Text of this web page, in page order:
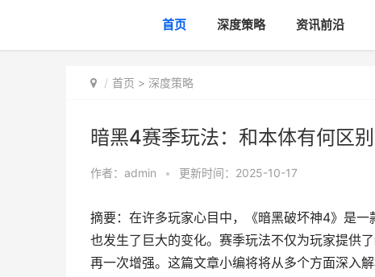
首页 深度策略 资讯前沿
首页 > 深度策略
暗黑4赛季玩法：和本体有何区别
作者： admin • 更新时间：2025-10-17
摘要：在许多玩家心目中，《暗黑破坏神4》是
也发生了巨大的变化。赛季玩法不仅为玩家提供
再一次增强。这篇文章小编将将从多个方面深入